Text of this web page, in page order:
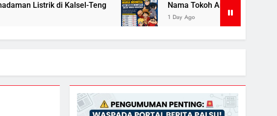
Nama Tokoh Anime Ramai Dipakai Warga Indonesia, Ada